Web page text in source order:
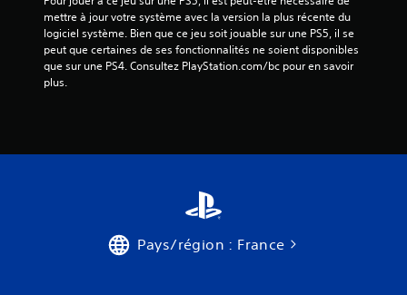
mettre à jour votre système avec la version la plus récente du
logiciel système. Bien que ce jeu soit jouable sur une PS5, il se
peut que certaines de ses fonctionnalités ne soient disponibles
que sur une PS4. Consultez PlayStation.com/bc pour en savoir
plus.
Pays/région : France